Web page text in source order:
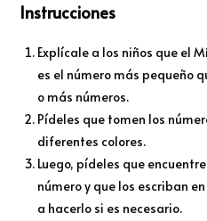
Instrucciones
Explícale a los niños que el
es el número más pequeño
o más números.
Pídeles que tomen los
diferentes colores.
Luego, pídeles que
número y que los escriban
a hacerlo si es necesario.